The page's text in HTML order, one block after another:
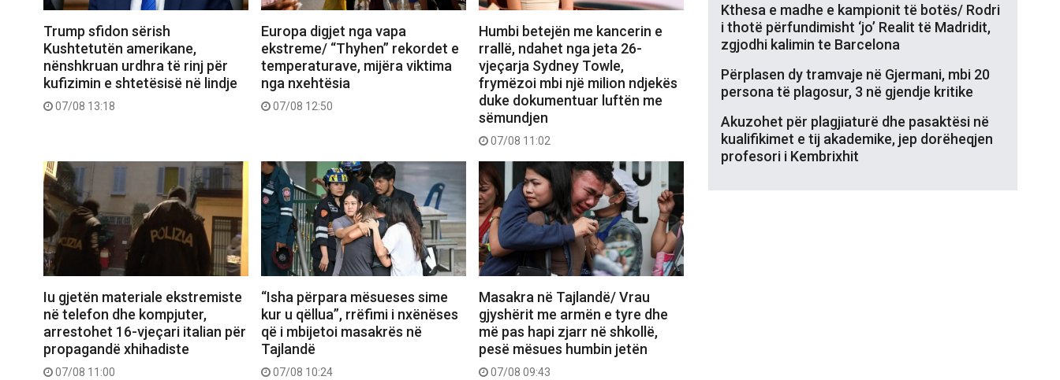
Trump sfidon sërish
Kushtetutën amerikane,
nënshkruan urdhra të rinj për
kufizimin e shtetësisë në lindje
07/08 13:18
Europa digjet nga vapa
ekstreme/ “Thyhen” rekordet e
temperaturave, mijëra viktima
nga nxehtësia
07/08 12:50
Humbi betejën me kancerin e
rrallë, ndahet nga jeta 26-
vjeçarja Sydney Towle,
frymëzoi mbi një milion ndjekës
duke dokumentuar luftën me
sëmundjen
07/08 11:02
Iu gjetën materiale ekstremiste
në telefon dhe kompjuter,
arrestohet 16-vjeçari italian për
propagandë xhihadiste
07/08 11:00
“Isha përpara mësueses sime
kur u qëllua”, rrëfimi i nxënëses
që i mbijetoi masakrës në
Tajlandë
07/08 10:24
Masakra në Tajlandë/ Vrau
gjyshërit me armën e tyre dhe
më pas hapi zjarr në shkollë,
pesë mësues humbin jetën
07/08 09:43
Kthesa e madhe e kampionit të botës/ Rodri
i thotë përfundimisht ‘jo’ Realit të Madridit,
zgjodhi kalimin te Barcelona
Përplasen dy tramvaje në Gjermani, mbi 20
persona të plagosur, 3 në gjendje kritike
Akuzohet për plagjiaturë dhe pasaktësi në
kualifikimet e tij akademike, jep dorëheqjen
profesori i Kembrixhit